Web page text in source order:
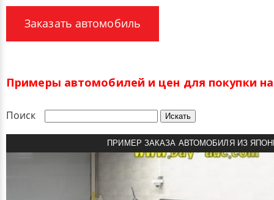
Заказать автомобиль
Примеры автомобилей и цен для покупки на
Поиск
ПРИМЕР ЗАКАЗА АВТОМОБИЛЯ ИЗ